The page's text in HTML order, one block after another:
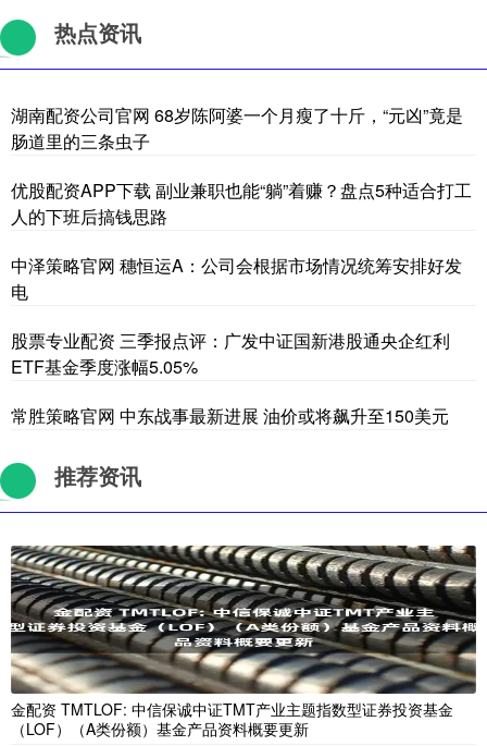
热点资讯
湖南配资公司官网 68岁陈阿婆一个月瘦了十斤，“元凶”竟是
肠道里的三条虫子
优股配资APP下载 副业兼职也能“躺”着赚？盘点5种适合打工
人的下班后搞钱思路
中泽策略官网 穗恒运A：公司会根据市场情况统筹安排好发
电
股票专业配资 三季报点评：广发中证国新港股通央企红利
ETF基金季度涨幅5.05%
常胜策略官网 中东战事最新进展 油价或将飙升至150美元
推荐资讯
金配资 TMTLOF: 中信保诚中证TMT产业主题指数型证券投资基金
（LOF）（A类份额）基金产品资料概要更新